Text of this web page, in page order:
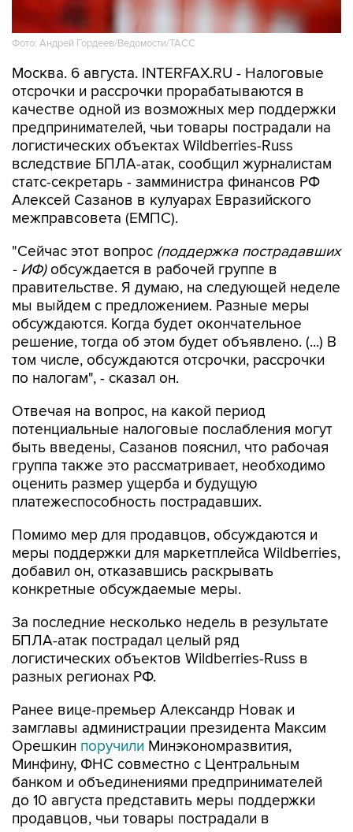
Фото: Андрей Гордеев/Ведомости/ТАСС
Москва. 6 августа. INTERFAX.RU - Налоговые
качестве одной из возможных мер поддержки
предпринимателей, чьи товары пострадали на
логистических объектах Wildberries-Russ
вследствие БПЛА-атак, сообщил журналистам
статс-секретарь - замминистра финансов РФ
Алексей Сазанов в кулуарах Евразийского
межправсовета (ЕМПС).
"Сейчас этот вопрос(поддержка пострадавших
правительстве. Я думаю, на следующей неделе
мы выйдем с предложением. Разные меры
обсуждаются. Когда будет окончательное
решение, тогда об этом будет объявлено. (...) В
том числе, обсуждаются отсрочки, рассрочки
по налогам", - сказал он.
Отвечая на вопрос, на какой период
быть введены, Сазанов пояснил, что рабочая
группа также это рассматривает, необходимо
оценить размер ущерба и будущую
платежеспособность пострадавших.
Помимо мер для продавцов, обсуждаются и
добавил он, отказавшись раскрывать
конкретные обсуждаемые меры.
За последние несколько недель в результате
логистических объектов Wildberries-Russ в
разных регионах РФ.
Ранее вице-премьер Александр Новак и
ОрешкинпоручилиМинэкономразвития,
Минфину, ФНС совместно с Центральным
банком и объединениями предпринимателей
до 10 августа представить меры поддержки
продавцов, чьи товары пострадали в
результате атак на логистические комплексы
Wildberries-Russ, а также проекты актов,